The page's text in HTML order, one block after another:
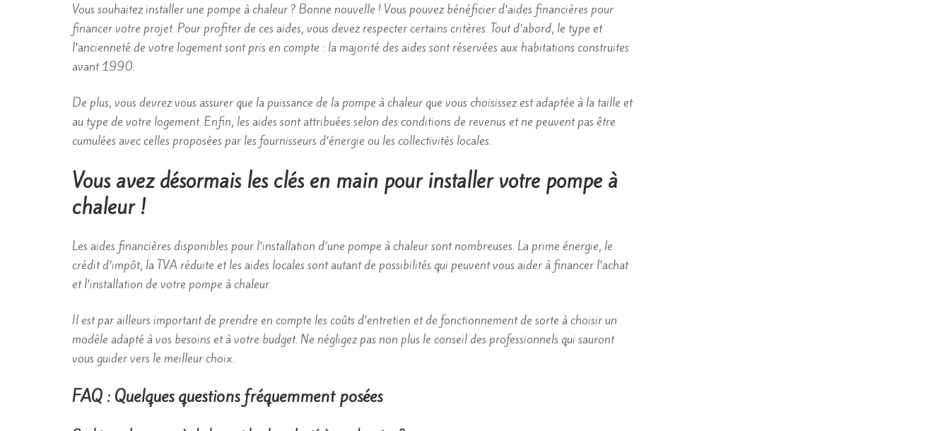
Vous souhaitez installer une pompe à chaleur ? Bonne nouvelle ! Vous pouvez bénéficier d’aides financières pour
financer votre projet. Pour profiter de ces aides, vous devez respecter certains critères. Tout d’abord, le type et
l’ancienneté de votre logement sont pris en compte : la majorité des aides sont réservées aux habitations construites
avant 1990.
De plus, vous devrez vous assurer que la puissance de la pompe à chaleur que vous choisissez est adaptée à la taille et
au type de votre logement. Enfin, les aides sont attribuées selon des conditions de revenus et ne peuvent pas être
cumulées avec celles proposées par les fournisseurs d’énergie ou les collectivités locales.
Vous avez désormais les clés en main pour installer votre pompe à
chaleur !
Les aides financières disponibles pour l’installation d’une pompe à chaleur sont nombreuses. La prime énergie, le
crédit d’impôt, la TVA réduite et les aides locales sont autant de possibilités qui peuvent vous aider à financer l’achat
et l’installation de votre pompe à chaleur.
Il est par ailleurs important de prendre en compte les coûts d’entretien et de fonctionnement de sorte à choisir un
modèle adapté à vos besoins et à votre budget. Ne négligez pas non plus le conseil des professionnels qui sauront
vous guider vers le meilleur choix.
FAQ : Quelques questions fréquemment posées